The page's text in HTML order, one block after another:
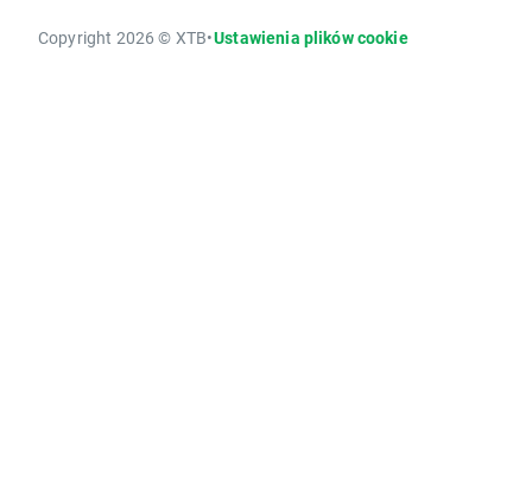
Copyright 2026 © XTB•Ustawienia plików cookie